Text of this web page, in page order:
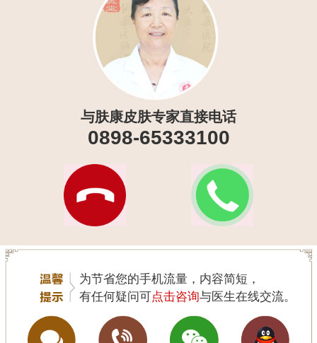
与肤康皮肤专家直接电话
0898-65333100
为节省您的手机流量，内容简短，
有任何疑问可点击咨询与医生在线交流。